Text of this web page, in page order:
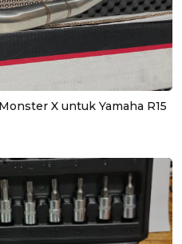
X untuk Yamaha R15